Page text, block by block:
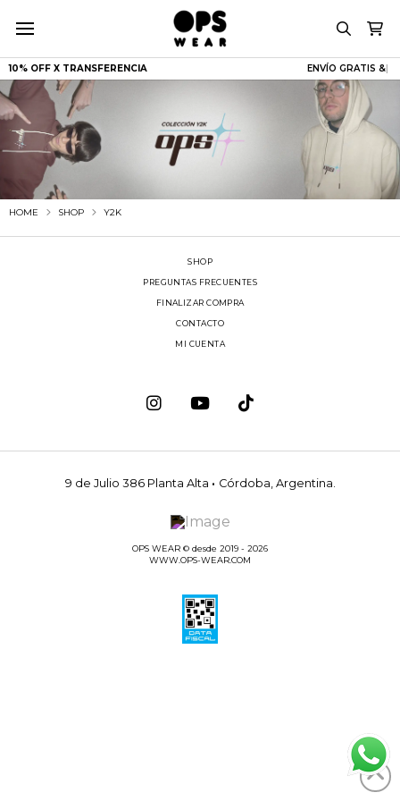
10% OFF X TRANSFERENCIA ENVÍO GRATIS|
HOME SHOP Y2K
SHOP
PREGUNTAS FRECUENTES
FINALIZAR COMPRA
CONTACTO
MI CUENTA
9 de Julio 386 Planta Alta · Córdoba, Argentina.
OPS WEAR © desde 2019 - 2026
WWW.OPS-WEAR.COM